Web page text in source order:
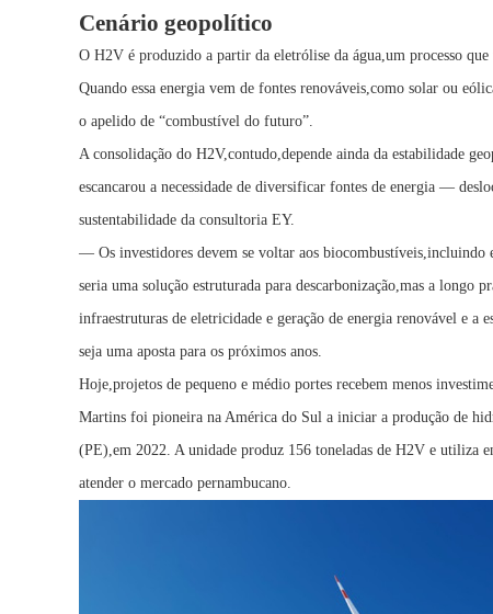
Cenário geopolítico
O H2V é produzido a partir da eletrólise da água,um processo
Quando essa energia vem de fontes renováveis,como solar ou
o apelido de “combustível do futuro”.
A consolidação do H2V,contudo,depende ainda da estabilidade
escancarou a necessidade de diversificar fontes de energia —
sustentabilidade da consultoria EY.
— Os investidores devem se voltar aos
seria uma solução estruturada para descarbonização,mas a longo
infraestruturas de eletricidade e geração de energia renovável e a
seja uma aposta para os próximos anos.
Hoje,projetos de pequeno e médio portes recebem menos
Martins foi pioneira na América do Sul a iniciar a produção de
(PE),em 2022. A unidade produz 156 toneladas de H2V e utiliza
atender o mercado pernambucano.